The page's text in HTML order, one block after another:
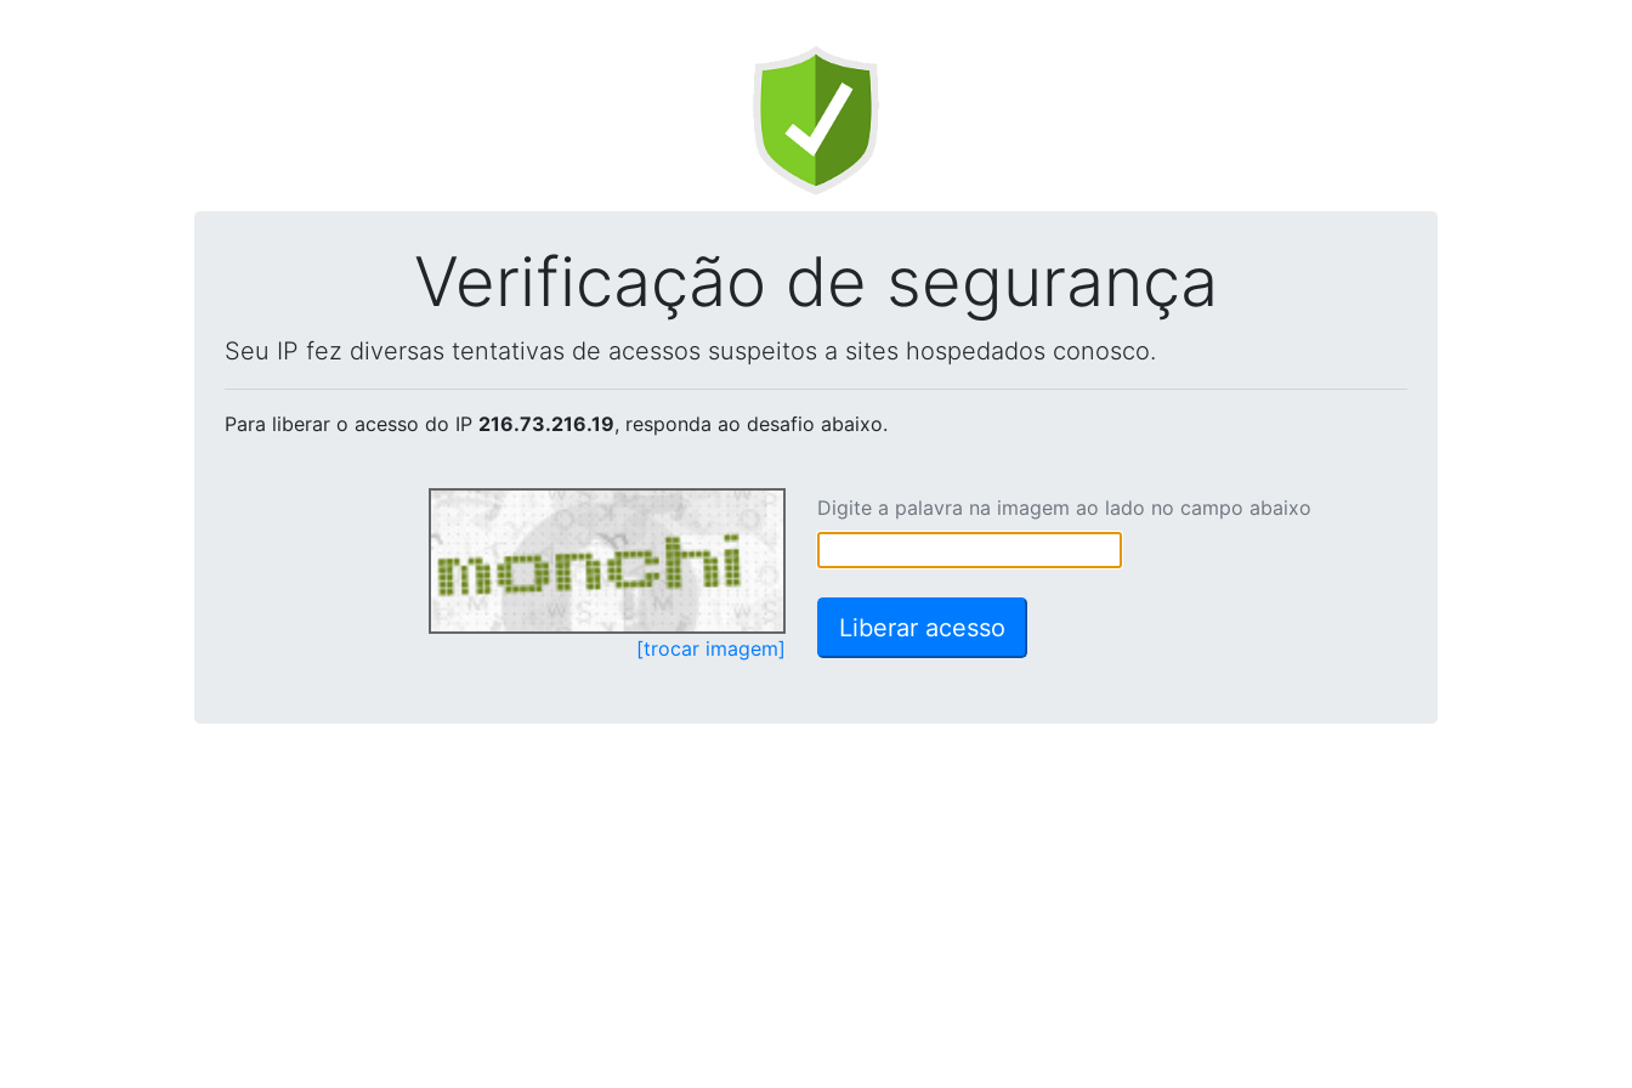
Verificação de segurança
Seu IP fez diversas tentativas de acessos suspeitos a sites hospedados conosco.
Para liberar o acesso do IP 216.73.216.19, responda ao desafio abaixo.
[trocar imagem]
Digite a palavra na imagem ao lado no campo abaixo